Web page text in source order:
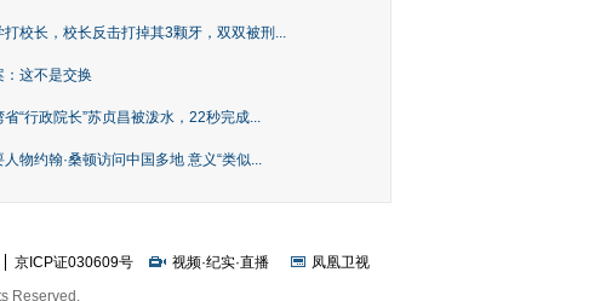
校长，校长反击打掉其3颗牙，双双被刑...
这不是交换
“行政院长”苏贞昌被泼水，22秒完成...
物约翰·桑顿访问中国多地 意义“类似...
京ICP证030609号 视频·纪实·直播
凤凰卫视
Reserved.